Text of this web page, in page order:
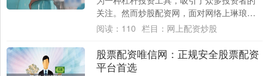
关注。然而炒股配资网，面对网络上琳琅满
目的配资平台，如何选择正规、安全的渠道
阅读： 110 栏目： 网上配资炒股
股票配资唯信网：正规安全股票配资
平台首选